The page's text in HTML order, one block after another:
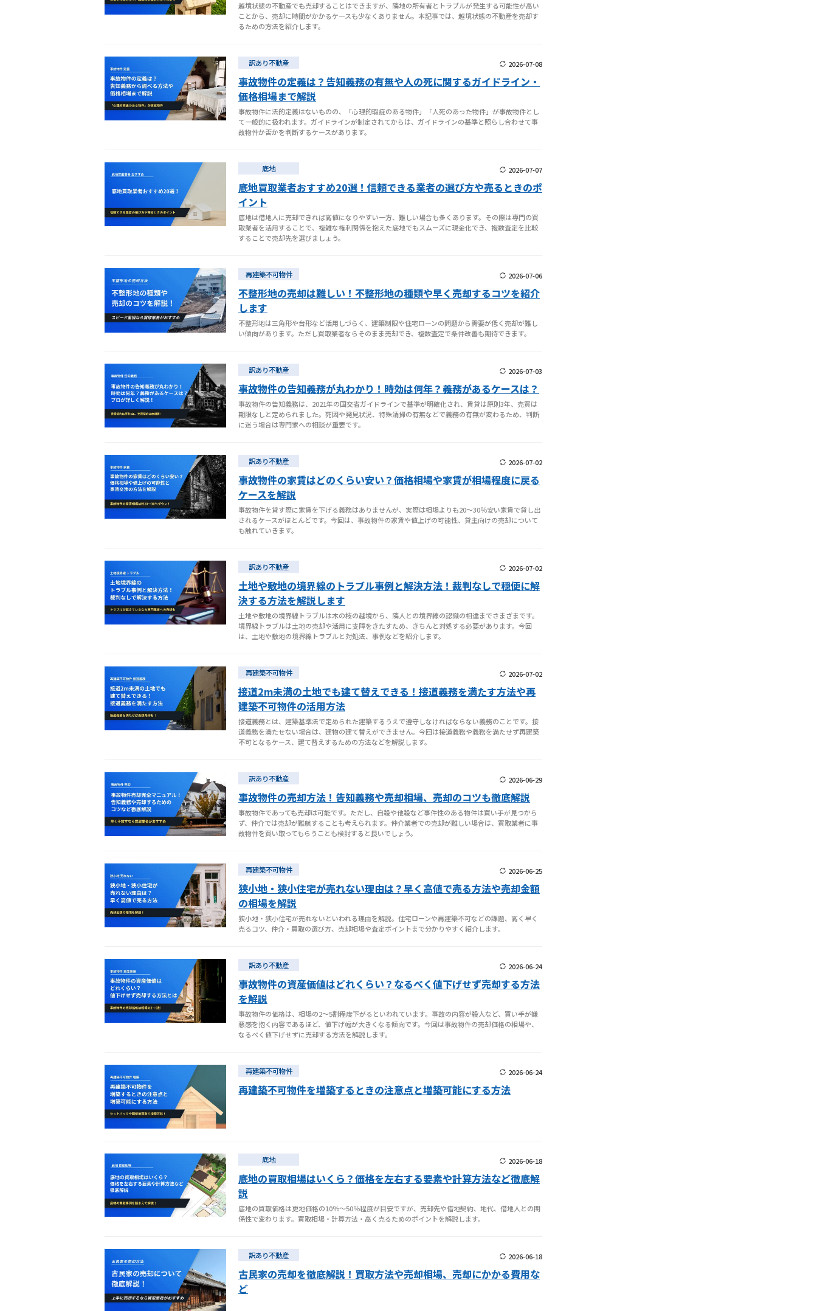
越境状態の不動産でも売却することはできますが、隣地の所有者とトラブルが発生する可能性が高い
ことから、売却に時間がかかるケースも少なくありません。本記事では、越境状態の不動産を売却す
るための方法を紹介します。
訳あり不動産 2026-07-08
事故物件の定義は？告知義務の有無や人の死に関するガイドライン・
価格相場まで解説
事故物件に法的定義はないものの、「心理的瑕疵のある物件」「人死のあった物件」が事故物件とし
て一般的に扱われます。ガイドラインが制定されてからは、ガイドラインの基準と照らし合わせて事
故物件か否かを判断するケースがあります。
底地 2026-07-07
底地買取業者おすすめ20選！信頼できる業者の選び方や売るときのポ
イント
底地は借地人に売却できれば高値になりやすい一方、難しい場合も多くあります。その際は専門の買
取業者を活用することで、複雑な権利関係を抱えた底地でもスムーズに現金化でき、複数査定を比較
することで売却先を選びましょう。
再建築不可物件 2026-07-06
不整形地の売却は難しい！不整形地の種類や早く売却するコツを紹介
します
不整形地は三角形や台形など活用しづらく、建築制限や住宅ローンの問題から需要が低く売却が難し
い傾向があります。ただし買取業者ならそのまま売却でき、複数査定で条件改善も期待できます。
訳あり不動産 2026-07-03
事故物件の告知義務が丸わかり！時効は何年？義務があるケースは？
事故物件の告知義務は、2021年の国交省ガイドラインで基準が明確化され、賃貸は原則3年、売買は
期限なしと定められました。死因や発見状況、特殊清掃の有無などで義務の有無が変わるため、判断
に迷う場合は専門家への相談が重要です。
訳あり不動産 2026-07-02
事故物件の家賃はどのくらい安い？価格相場や家賃が相場程度に戻る
ケースを解説
事故物件を貸す際に家賃を下げる義務はありませんが、実際は相場よりも20～30％安い家賃で貸し出
されるケースがほとんどです。今回は、事故物件の家賃や値上げの可能性、貸主向けの売却について
も触れていきます。
訳あり不動産 2026-07-02
土地や敷地の境界線のトラブル事例と解決方法！裁判なしで穏便に解
決する方法を解説します
土地や敷地の境界線トラブルは木の枝の越境から、隣人との境界線の認識の相違までさまざまです。
境界線トラブルは土地の売却や活用に支障をきたすため、きちんと対処する必要があります。今回
は、土地や敷地の境界線トラブルと対処法、事例などを紹介します。
再建築不可物件 2026-07-02
接道2m未満の土地でも建て替えできる！接道義務を満たす方法や再
建築不可物件の活用方法
接道義務とは、建築基準法で定められた建築するうえで遵守しなければならない義務のことです。接
道義務を満たせない場合は、建物の建て替えができません。今回は接道義務や義務を満たせず再建築
不可となるケース、建て替えするための方法などを解説します。
訳あり不動産 2026-06-29
事故物件の売却方法！告知義務や売却相場、売却のコツも徹底解説
事故物件であっても売却は可能です。ただし、自殺や他殺など事件性のある物件は買い手が見つから
ず、仲介では売却が難航することも考えられます。仲介業者での売却が難しい場合は、買取業者に事
故物件を買い取ってもらうことも検討すると良いでしょう。
再建築不可物件 2026-06-25
狭小地・狭小住宅が売れない理由は？早く高値で売る方法や売却金額
の相場を解説
狭小地・狭小住宅が売れないといわれる理由を解説。住宅ローンや再建築不可などの課題、高く早く
売るコツ、仲介・買取の選び方、売却相場や査定ポイントまで分かりやすく紹介します。
訳あり不動産 2026-06-24
事故物件の資産価値はどれくらい？なるべく値下げせず売却する方法
を解説
事故物件の価格は、相場の2～5割程度下がるといわれています。事故の内容が殺人など、買い手が嫌
悪感を抱く内容であるほど、値下げ幅が大きくなる傾向です。今回は事故物件の売却価格の相場や、
なるべく値下げせずに売却する方法を解説します。
再建築不可物件 2026-06-24
再建築不可物件を増築するときの注意点と増築可能にする方法
底地 2026-06-18
底地の買取相場はいくら？価格を左右する要素や計算方法など徹底解
説
底地の買取価格は更地価格の10％〜50％程度が目安ですが、売却先や借地契約、地代、借地人との関
係性で変わります。買取相場・計算方法・高く売るためのポイントを解説します。
訳あり不動産 2026-06-18
古民家の売却を徹底解説！買取方法や売却相場、売却にかかる費用な
ど